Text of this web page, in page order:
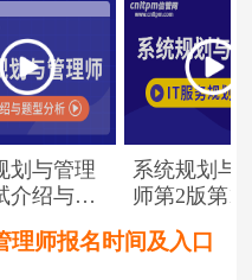
划与管理
介绍与题
系统规划与
师第2版第1
理师报名时间及入口